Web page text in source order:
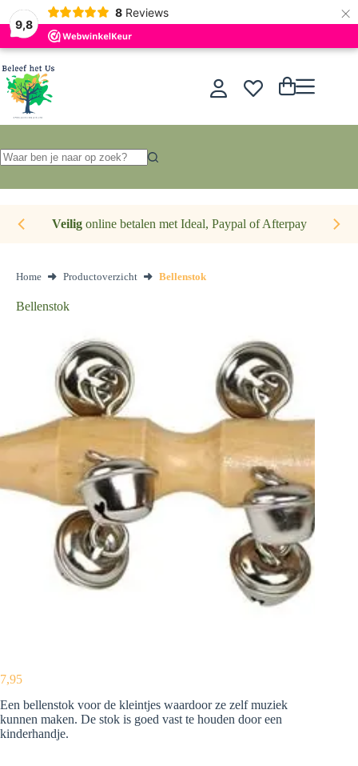
9,8
8 Reviews ×
Ga
naar
de
inhoud
Winkelwagen
resultaten
Veiligonline betalen met Ideal, Paypal of Afterpay
Home Productoverzicht Bellenstok
Bellenstok
7,95
Een bellenstok voor de kleintjes waardoor ze zelf muziek
kunnen maken. De stok is goed vast te houden door een
kinderhandje.